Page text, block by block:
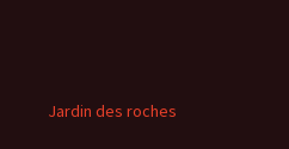
Jardin des roches